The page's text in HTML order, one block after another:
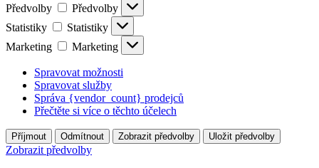
Předvolby
Předvolby
Statistiky
Statistiky
Marketing
Marketing
Spravovat možnosti
Spravovat služby
Správa {vendor_count} prodejců
Přečtěte si více o těchto účelech
Příjmout Odmítnout Zobrazit předvolby Uložit předvolby
Zobrazit předvolby